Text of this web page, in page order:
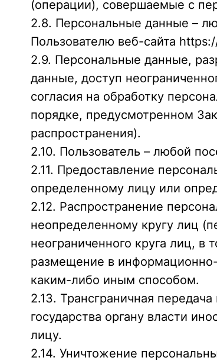
(операции), совершаемые с
2.8. Персональные данные –
Пользователю веб-сайта
2.9. Персональные данные,
данные, доступ
согласия на обработку
порядке, предусмотренном
распространения).
2.10. Пользователь – любой
2.11. Предоставление
определенному лицу или
2.12. Распространение
неопределенному кругу лиц
неограниченного круга лиц,
размещение в
каким-либо иным способом.
2.13. Трансграничная
государства органу власти
лицу.
2.14. Уничтожение